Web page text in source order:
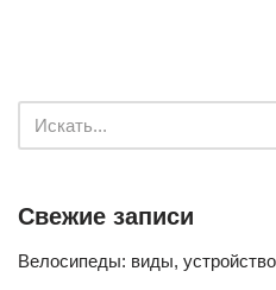
Свежие записи
Велосипеды: виды,